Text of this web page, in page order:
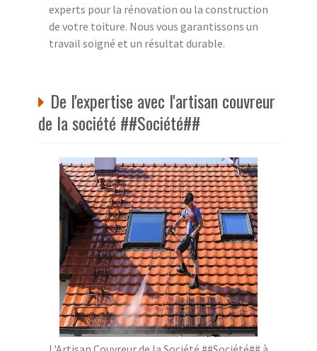
experts pour la rénovation ou la construction
de votre toiture. Nous vous garantissons un
travail soigné et un résultat durable.
De l'expertise avec l'artisan couvreur
de la société ##Société##